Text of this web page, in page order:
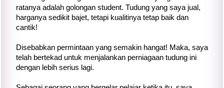
ratanya adalah golongan student. Tudung yang saya jual,
harganya sedikit bajet, tetapi kualitinya tetap baik dan
cantik!
Disebabkan permintaan yang semakin hangat! Maka, saya
telah bertekad untuk menjalankan perniagaan tudung ini
dengan lebih serius lagi.